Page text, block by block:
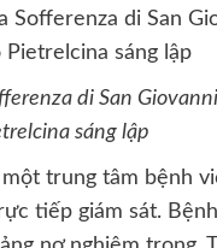
di San
sáng lập
một trung tâm bệnh
tiếp giám sát.